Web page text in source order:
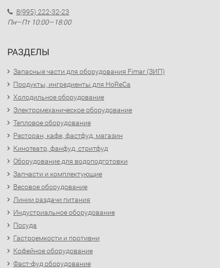
8(995) 222-32-23
Пн—Пт 10:00—18:00
РАЗДЕЛЫ
Запасные части для оборудования Fimar (ЗИП)
Продукты, ингредиенты для HoReCa
Холодильное оборудование
Электромеханическое оборудование
Тепловое оборудование
Ресторан, кафе, фастфуд, магазин
Кинотеатр, фанфуд, стритфуд
Оборудование для водоподготовки
Запчасти и комплектующие
Весовое оборудование
Линии раздачи питания
Индустриальное оборудование
Посуда
Гастроемкости и противни
Кофейное оборудование
Фаст-фуд оборудование